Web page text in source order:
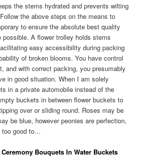
the stems hydrated and prevents wilting
the above steps on the means to
to ensure the absolute best quality
A flower trolley holds stems
easy accessibility during packing
of broken blooms. You have control
and with correct packing, you presumably
in good situation. When I am solely
in a private automobile instead of the
buckets in between flower buckets to
over or sliding round. Roses may be
be blue, however peonies are perfection,
too good to…
Bouquets In Water Buckets